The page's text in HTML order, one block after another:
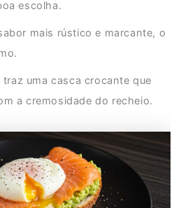
escolha.
mais rústico e marcante, o
traz uma casca crocante que
a cremosidade do recheio.